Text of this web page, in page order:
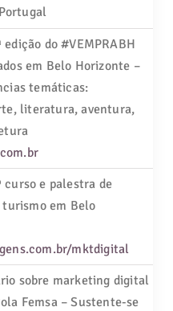
do #VEMPRABH
em Belo Horizonte –
temáticas:
literatura, aventura,
curso e palestra de
em Belo
mktdigital
sobre marketing digital
Femsa – Sustente-se